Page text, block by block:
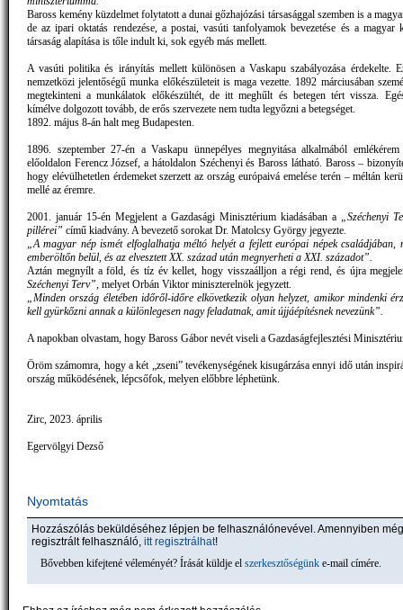
Baross kemény küzdelmet folytatott a dunai gőzhajózási társasággal szemben is a
de az ipari oktatás rendezése, a postai, vasúti tanfolyamok bevezetése és a magyar
társaság alapítása is tőle indult ki, sok egyéb más mellett.
A vasúti politika és irányítás mellett különösen a Vaskapu szabályozása érdekelte.
nemzetközi jelentőségű munka előkészületeit is maga vezette. 1892 márciusában
megtekinteni a munkálatok előkészültét, de itt meghűlt és betegen tért vissza.
kímélve dolgozott tovább, de erős szervezete nem tudta legyőzni a betegséget.
1892. május 8-án halt meg Budapesten.
1896. szeptember 27-én a Vaskapu ünnepélyes megnyitása alkalmából
előoldalon Ferencz József, a hátoldalon Széchenyi és Baross látható. Baross –
hogy elévülhetetlen érdemeket szerzett az ország európaivá emelése terén – méltán
mellé az éremre.
2001. január 15-én Megjelent a Gazdasági Minisztérium kiadásában a „Széchenyi
pillérei” című kiadvány. A bevezető sorokat Dr. Matolcsy György jegyezte.
„A magyar nép ismét elfoglalhatja méltó helyét a fejlett európai népek családjában,
emberöltőn belül, és az elvesztett XX. század után megnyerheti a XXI. századot”.
Aztán megnyílt a föld, és tíz év kellet, hogy visszaálljon a régi rend, és újra
Széchenyi Terv”, melyet Orbán Viktor miniszterelnök jegyzett.
„Minden ország életében időről-időre elkövetkezik olyan helyzet, amikor mindenki
kell gyürkőzni annak a különlegesen nagy feladatnak, amit újjáépítésnek nevezünk”.
A napokban olvastam, hogy Baross Gábor nevét viseli a Gazdaságfejlesztési
Öröm számomra, hogy a két „zseni” tevékenységének kisugárzása ennyi idő után
ország működésének, lépcsőfok, melyen előbbre léphetünk.
Zirc, 2023. április
Egervölgyi Dezső
Nyomtatás
Hozzászólás beküldéséhez lépjen be felhasználónevével. Amennyiben
regisztrált felhasználó, itt regisztrálhat!
Bővebben kifejtené véleményét? Írását küldje el szerkesztőségünk e-mail címére.